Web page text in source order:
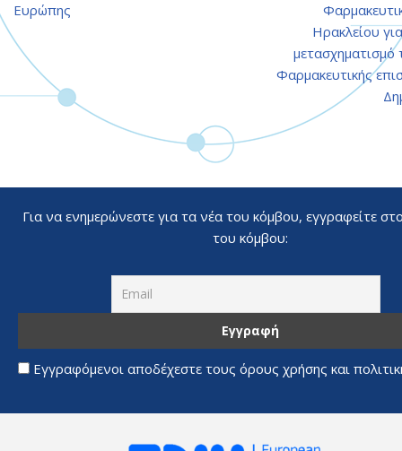
Ευρώπης
Ηρακλείου
μετασχηματισμό
Φαρμακευτικής
Για να ενημερώνεστε για τα νέα του κόμβου, εγγραφείτε
του κόμβου:
Εγγραφόμενοι αποδέχεστε τους όρους χρήσης και